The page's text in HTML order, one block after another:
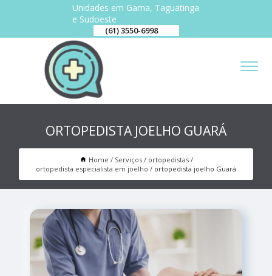
Unidades em Gama, Taguatinga
e Sudoeste
(61) 3550-6998
ORTOPEDISTA JOELHO GUARÁ
Home Serviços
ortopedistas
ortopedista especialista em joelho
ortopedista joelho Guará